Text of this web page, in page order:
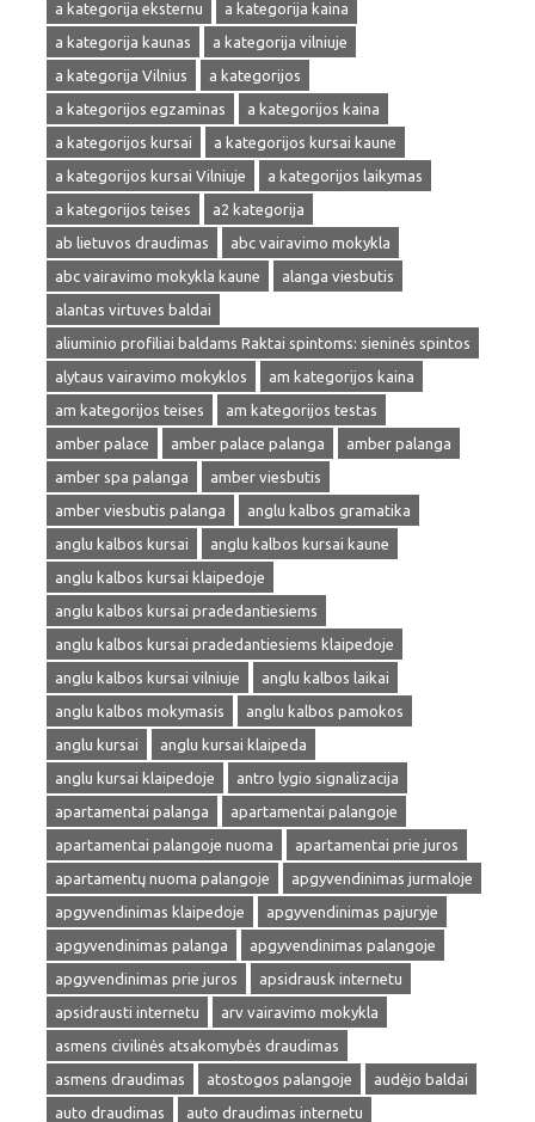
a kategorija eksternu
a kategorija kaina
a kategorija kaunas
a kategorija vilniuje
a kategorija Vilnius
a kategorijos
a kategorijos egzaminas
a kategorijos kaina
a kategorijos kursai
a kategorijos kursai kaune
a kategorijos kursai Vilniuje
a kategorijos laikymas
a kategorijos teises
a2 kategorija
ab lietuvos draudimas
abc vairavimo mokykla
abc vairavimo mokykla kaune
alanga viesbutis
alantas virtuves baldai
aliuminio profiliai baldams Raktai spintoms: sieninės spintos
alytaus vairavimo mokyklos
am kategorijos kaina
am kategorijos teises
am kategorijos testas
amber palace
amber palace palanga
amber palanga
amber spa palanga
amber viesbutis
amber viesbutis palanga
anglu kalbos gramatika
anglu kalbos kursai
anglu kalbos kursai kaune
anglu kalbos kursai klaipedoje
anglu kalbos kursai pradedantiesiems
anglu kalbos kursai pradedantiesiems klaipedoje
anglu kalbos kursai vilniuje
anglu kalbos laikai
anglu kalbos mokymasis
anglu kalbos pamokos
anglu kursai
anglu kursai klaipeda
anglu kursai klaipedoje
antro lygio signalizacija
apartamentai palanga
apartamentai palangoje
apartamentai palangoje nuoma
apartamentai prie juros
apartamentų nuoma palangoje
apgyvendinimas jurmaloje
apgyvendinimas klaipedoje
apgyvendinimas pajuryje
apgyvendinimas palanga
apgyvendinimas palangoje
apgyvendinimas prie juros
apsidrausk internetu
apsidrausti internetu
arv vairavimo mokykla
asmens civilinės atsakomybės draudimas
asmens draudimas
atostogos palangoje
audėjo baldai
auto draudimas
auto draudimas internetu